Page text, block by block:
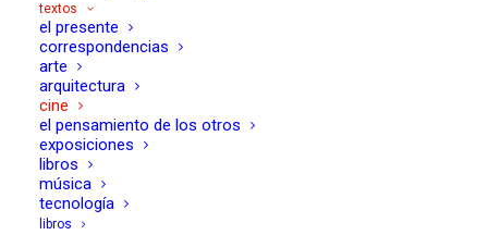
textos
el presente
correspondencias
arte
arquitectura
cine
el pensamiento de los otros
exposiciones
libros
música
tecnología
libros